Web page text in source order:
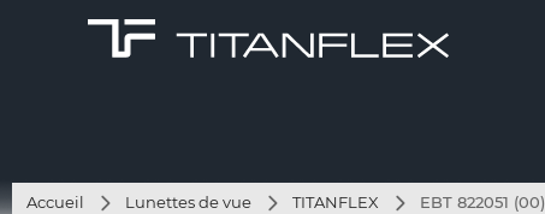
Accueil Lunettes de vue TITANFLEX EBT 822051 (00)